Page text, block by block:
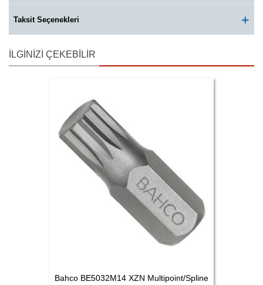
Taksit Seçenekleri
İLGINIZI ÇEKEBILIR
Bahco BE5032M14 XZN Multipoint/Spline